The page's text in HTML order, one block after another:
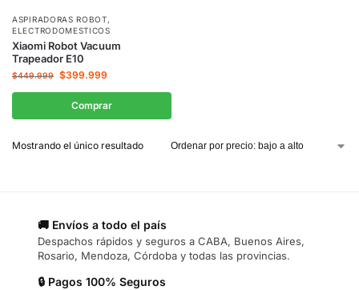
ASPIRADORAS ROBOT,
ELECTRODOMESTICOS
Xiaomi Robot Vacuum
Trapeador E10
$449.999 $399.999
Comprar
Mostrando el único resultado
🚚 Envíos a todo el país
Despachos rápidos y seguros a CABA, Buenos Aires,
Rosario, Mendoza, Córdoba y todas las provincias.
🔒 Pagos 100% Seguros